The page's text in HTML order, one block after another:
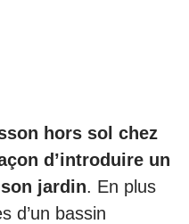
hors sol chez
d’introduire un
jardin. En plus
d’un bassin